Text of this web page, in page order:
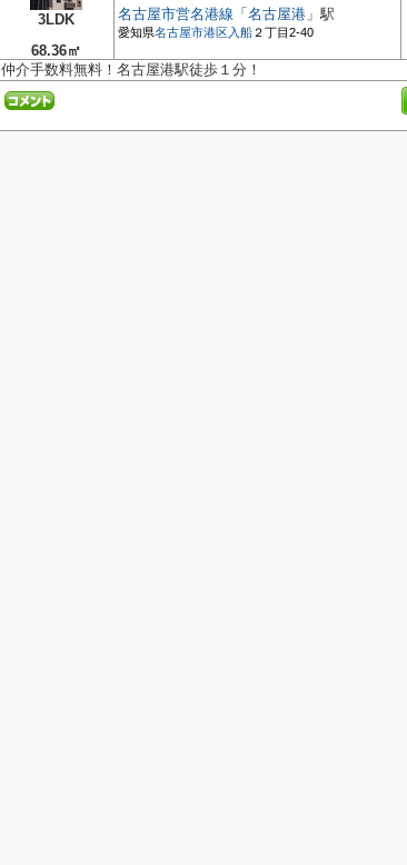
3LDK
68.36㎡
名古屋市営名港線 「 名古屋港 」駅
愛知県名古屋市港区入船 ２丁目2-40
仲介手数料無料！名古屋港駅徒歩１分！